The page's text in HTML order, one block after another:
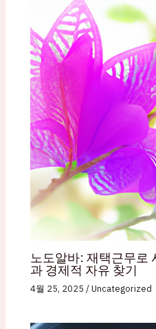
노도알바: 재택근무로
과 경제적 자유 찾기
4월 25, 2025/Uncategorized